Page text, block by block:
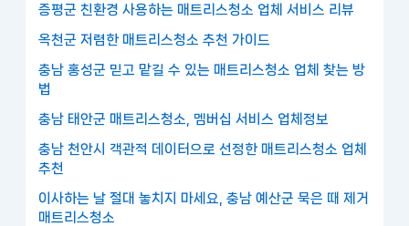
증평군 친환경 사용하는 매트리스청소 업체 서비스 리뷰
옥천군 저렴한 매트리스청소 추천 가이드
충남 홍성군 믿고 맡길 수 있는 매트리스청소 업체 찾는 방
법
충남 태안군 매트리스청소, 멤버십 서비스 업체정보
충남 천안시 객관적 데이터으로 선정한 매트리스청소 업체
추천
이사하는 날 절대 놓치지 마세요, 충남 예산군 묵은 때 제거
매트리스청소